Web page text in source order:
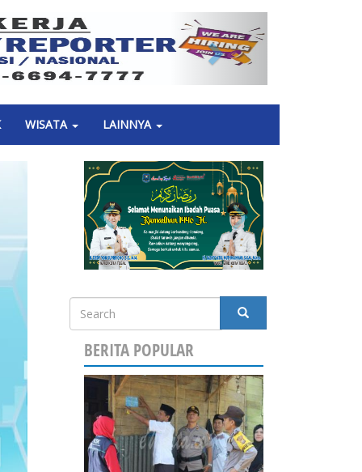
Next
WISATA LAINNYA
Search
SEARCH
BERITA POPULAR